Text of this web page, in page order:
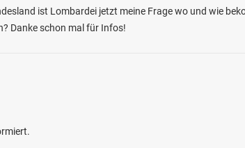
364
ist Lombardei jetzt meine Frage wo und wie
Danke schon mal für Infos!